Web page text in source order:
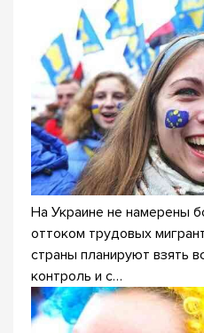
На Украине не намерены
оттоком трудовых
страны планируют взять
контроль и с…